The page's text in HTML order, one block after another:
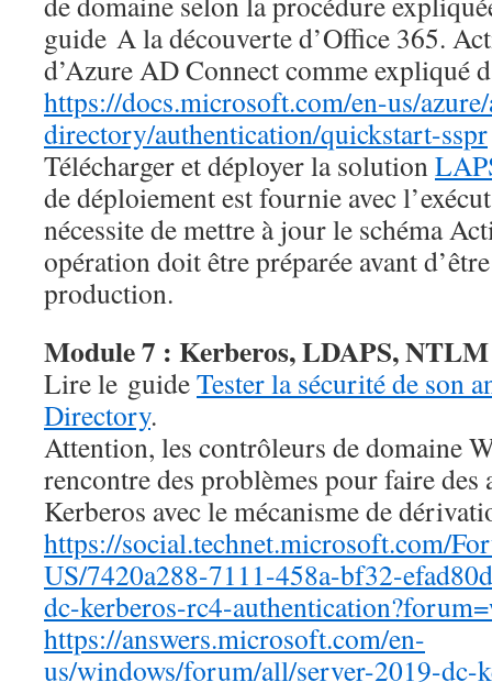
guide A la découverte d’Office 365.
d’Azure AD Connect comme expliqué
https://docs.microsoft.com/en-us/
directory/authentication/quickstart-sspr
Télécharger et déployer la solution
de déploiement est fournie avec
nécessite de mettre à jour le schéma
opération doit être préparée avant
production.
Module 7 : Kerberos, LDAPS, NTLM
Lire le guideTester la sécurité de son
Directory.
Attention, les contrôleurs de domaine
rencontre des problèmes pour faire
Kerberos avec le mécanisme de
https://social.technet.microsoft.com/
US/7420a288-7111-458a-bf32-
dc-kerberos-rc4-
https://answers.microsoft.com/en-
us/windows/forum/all/server-2019-dc-